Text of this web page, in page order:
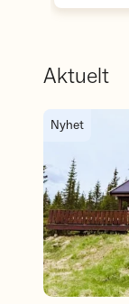
Aktuelt
Åpning av
Nyhet